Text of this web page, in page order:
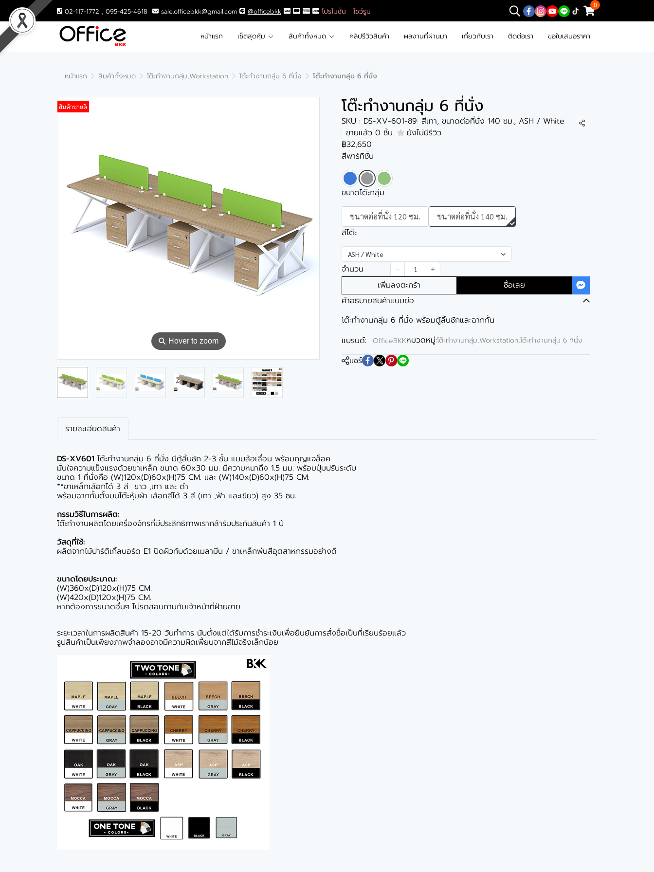
02-117-1772 , 095-425-4618 sale.officebkk@gmail.com @officebkk โปรโมชั่น โชว์รูม
0
หน้าแรก เซ็ตสุดคุ้ม สินค้าทั้งหมด คลิปรีวิวสินค้า ผลงานที่ผ่านมา เกี่ยวกับเรา ติดต่อเรา ขอใบเสนอราคา
หน้าแรก สินค้าทั้งหมด โต๊ะทำงานกลุ่ม,Workstation โต๊ะทำงานกลุ่ม 6 ที่นั่ง โต๊ะทำงานกลุ่ม 6 ที่นั่ง
⚲ Hover to zoom
สินค้าขายดี โต๊ะทำงานกลุ่ม 6 ที่นั่ง
SKU : DS-XV-601-89 สีเทา, ขนาดต่อที่นั่ง 140 ซม., ASH / White
ขายแล้ว 0 ชิ้น
ยังไม่มีรีวิว
แชร์
฿32,650
สีพาร์ทิชั่น
ขนาดโต๊ะกลุ่ม
ขนาดต่อที่นั่ง 120 ซม. ขนาดต่อที่นั่ง 140 ซม.
สีโต๊ะ
ASH / White
จำนวน
เพิ่มลงตะกร้า
ซื้อเลย
คำอธิบายสินค้าแบบย่อ
โต๊ะทำงานกลุ่ม 6 ที่นั่ง พร้อมตู้ลิ้นชักและฉากกั้น
แบรนด์:
OfficeBKKหมวดหมู่:โต๊ะทำงานกลุ่ม,Workstation,โต๊ะทำงานกลุ่ม 6 ที่นั่ง
แชร์
รายละเอียดสินค้า
DS-XV601 โต๊ะทำงานกลุ่ม 6 ที่นั่ง มีตู้ลิ้นชัก 2-3 ชั้น แบบล้อเลื่อน พร้อมกุญแจล็อค
มั่นใจความแข็งแรงด้วยขาเหล็ก ขนาด 60x30 มม. มีความหนาถึง 1.5 มม. พร้อมปุ่มปรับระดับ
ขนาด 1 ที่นั่งคือ (W)120x(D)60x(H)75 CM. และ (W)140x(D)60x(H)75 CM.
**ขาเหล็กเลือกได้ 3 สี ขาว ,เทา และ ดำ
พร้อมฉากกั้นตั้งบนโต๊ะหุ้มผ้า เลือกสีได้ 3 สี (เทา ,ฟ้า และเขียว) สูง 35 ซม.
กรรมวิธีในการผลิต:
โต๊ะทำงานผลิตโดยเครื่องจักรที่มีประสิทธิภาพเรากล้ารับประกันสินค้า 1 ปี
วัสดุที่ใช้:
ผลิตจากไม้ปาร์ติเกิ้ลบอร์ด E1 ปิดผิวทับด้วยเมลามีน / ขาเหล็กพ่นสีอุตสาหกรรมอย่างดี
ขนาดโดยประมาณ:
(W)360x(D)120x(H)75 CM.
(W)420x(D)120x(H)75 CM.
หากต้องการขนาดอื่นๆ โปรดสอบถามกับเจ้าหน้าที่ฝ่ายขาย
ระยะเวลาในการผลิตสินค้า 15-20 วันทำการ นับตั้งแต่ได้รับการชำระเงินเพื่อยืนยันการสั่งซื้อเป็นที่เรียบร้อยแล้ว
รูปสินค้าเป็นเพียงภาพจำลองอาจมีความผิดเพี้ยนจากสีไม้จริงเล็กน้อย